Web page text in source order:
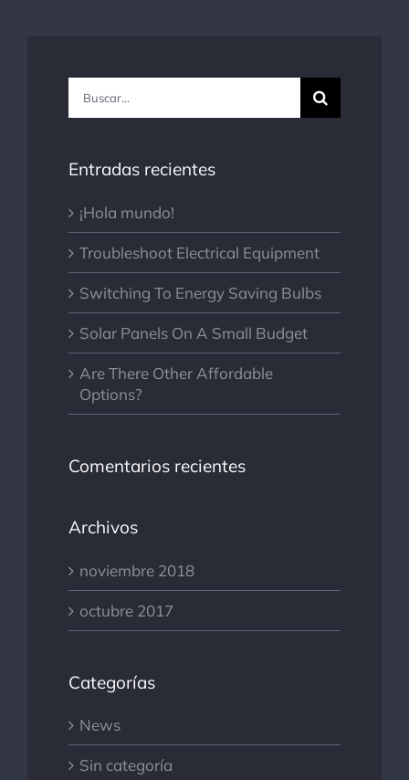
Entradas recientes
¡Hola mundo!
Troubleshoot Electrical Equipment
Switching To Energy Saving Bulbs
Solar Panels On A Small Budget
Are There Other Affordable
Options?
Comentarios recientes
Archivos
noviembre 2018
octubre 2017
Categorías
News
Sin categoría